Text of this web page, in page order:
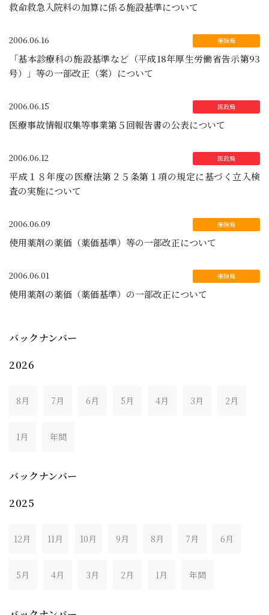
救命救急入院料の加算に係る施設基準について
2006.06.16
「基本診療科の施設基準など（平成18年厚生労働省告示第93
号）」等の一部改正（案）について
2006.06.15
医療事故情報収集等事業第５回報告書の公表について
2006.06.12
平成１８年度の医療法第２５条第１項の規定に基づく立入検
査の実施について
2006.06.09
使用薬剤の薬価（薬価基準）等の一部改正について
2006.06.01
使用薬剤の薬価（薬価基準）の一部改正について
バックナンバー
2026
8月 7月 6月 5月 4月 3月 2月
1月 年間
バックナンバー
2025
12月 11月 10月 9月 8月 7月 6月
5月 4月 3月 2月 1月 年間